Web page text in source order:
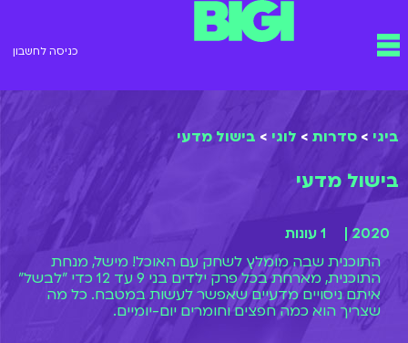
תפריט כניסה לחשבון
ביגי > סדרות > לוגי > בישול מדעי
בישול מדעי
2020 |
1 עונות
התוכנית שבה מומלץ לשחק עם האוכל! מישל, מנחת
התוכנית, מארחת בכל פרק ילדים בני 9 עד 12 כדי "לבשל"
איתם ניסויים מדעיים שאפשר לעשות במטבח. כל מה
שצריך הוא כמה חפצים וחומרים יום-יומיים.